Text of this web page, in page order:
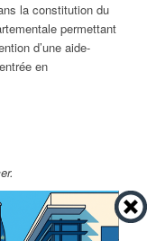
la constitution du
permettant
d’une aide-
en
et d’évaluer
différents